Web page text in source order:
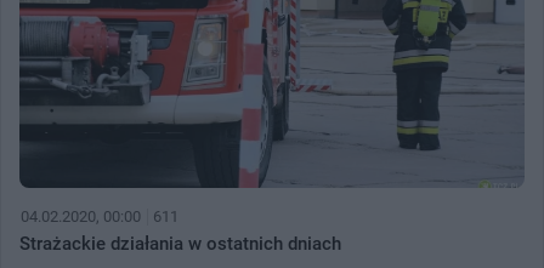
04.02.2020, 00:00 611
Strażackie działania w ostatnich dniach